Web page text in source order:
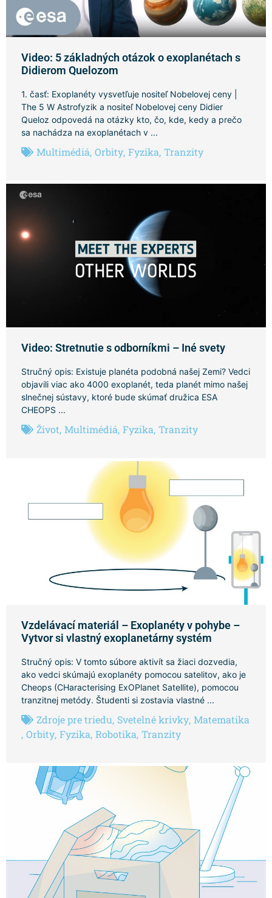
Video: 5 základných otázok o exoplanétach s
Didierom Quelozom
1. časť: Exoplanéty vysvetľuje nositeľ Nobelovej ceny |
The 5 W Astrofyzik a nositeľ Nobelovej ceny Didier
Queloz odpovedá na otázky kto, čo, kde, kedy a prečo
sa nachádza na exoplanétach v ...
Multimédiá, Orbity, Fyzika, Tranzity
Video: Stretnutie s odborníkmi – Iné svety
Stručný opis: Existuje planéta podobná našej Zemi? Vedci
objavili viac ako 4000 exoplanét, teda planét mimo našej
slnečnej sústavy, ktoré bude skúmať družica ESA
CHEOPS ...
Život, Multimédiá, Fyzika, Tranzity
Vzdelávací materiál – Exoplanéty v pohybe –
Vytvor si vlastný exoplanetárny systém
Stručný opis: V tomto súbore aktivít sa žiaci dozvedia,
ako vedci skúmajú exoplanéty pomocou satelitov, ako je
Cheops (CHaracterising ExOPlanet Satellite), pomocou
tranzitnej metódy. Študenti si zostavia vlastné ...
Zdroje pre triedu, Svetelné krivky, Matematika
, Orbity, Fyzika, Robotika, Tranzity